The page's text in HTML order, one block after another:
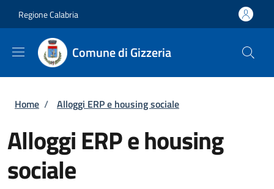
Regione Calabria
Comune di Gizzeria
Briciole di pane
Home / Alloggi ERP e housing sociale
Alloggi ERP e housing
sociale